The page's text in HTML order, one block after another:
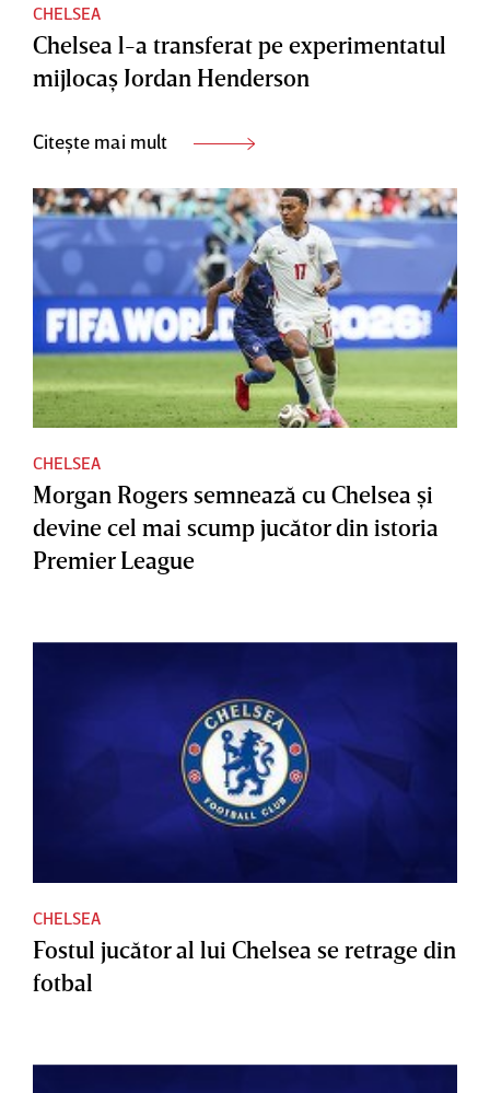
CHELSEA
Chelsea l-a transferat pe experimentatul
mijlocaş Jordan Henderson
Citește mai mult
CHELSEA
Morgan Rogers semnează cu Chelsea şi
devine cel mai scump jucător din istoria
Premier League
CHELSEA
Fostul jucător al lui Chelsea se retrage din
fotbal